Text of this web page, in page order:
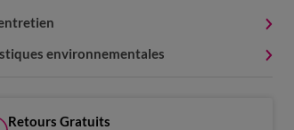
entretien
environnementales
Retours Gratuits